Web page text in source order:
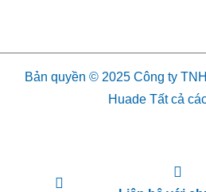
Bản quyền © 2025 Công ty
Huade Tất cả